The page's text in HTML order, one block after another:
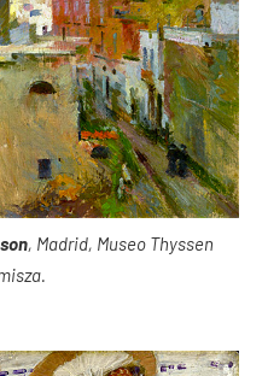
, Madrid, Museo Thyssen